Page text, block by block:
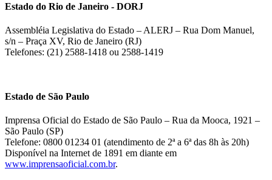
Estado do Rio de Janeiro - DORJ
Assembléia Legislativa do Estado – ALERJ – Rua Dom Manuel,
s/n – Praça XV, Rio de Janeiro (RJ)
Telefones: (21) 2588-1418 ou 2588-1419
Estado de São Paulo
Imprensa Oficial do Estado de São Paulo – Rua da Mooca, 1921 –
São Paulo (SP)
Telefone: 0800 01234 01 (atendimento de 2ª a 6ª das 8h às 20h)
Disponível na Internet de 1891 em diante em
www.imprensaoficial.com.br.